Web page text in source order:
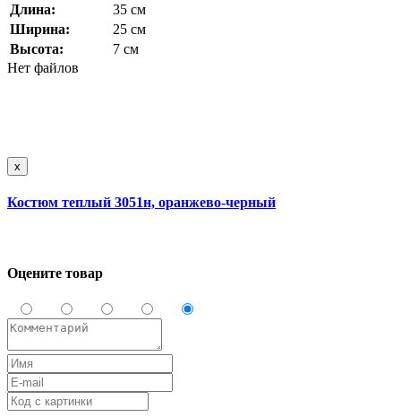
Длина:
35 см
Ширина:
25 см
Высота:
7 см
Нет файлов
x
Костюм теплый 3051н, оранжево-черный
Оцените товар